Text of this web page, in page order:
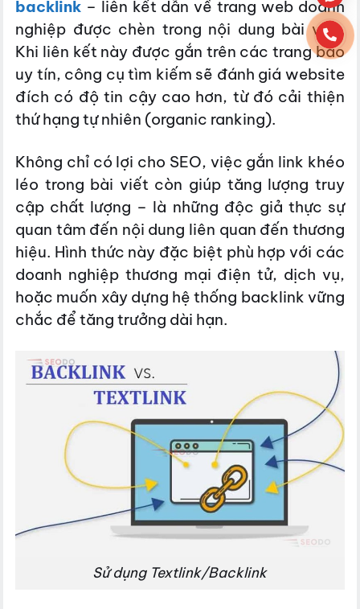
backlink – liên kết dẫn về trang web doanh
nghiệp được chèn trong nội dung bài viết.
Khi liên kết này được gắn trên các trang báo
uy tín, công cụ tìm kiếm sẽ đánh giá website
đích có độ tin cậy cao hơn, từ đó cải thiện
thứ hạng tự nhiên (organic ranking).
Không chỉ có lợi cho SEO, việc gắn link khéo
léo trong bài viết còn giúp tăng lượng truy
cập chất lượng – là những độc giả thực sự
quan tâm đến nội dung liên quan đến thương
hiệu. Hình thức này đặc biệt phù hợp với các
doanh nghiệp thương mại điện tử, dịch vụ,
hoặc muốn xây dựng hệ thống backlink vững
chắc để tăng trưởng dài hạn.
Sử dụng Textlink/Backlink